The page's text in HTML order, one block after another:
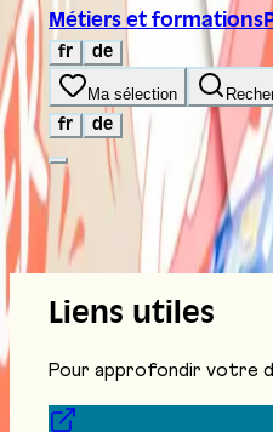
Métiers et formations
fr de
Ma sélection
fr de
Métiers et formations
Enseignant·e·s
Parents
Connexion exposant
Liens utiles
Pour approfondir votre